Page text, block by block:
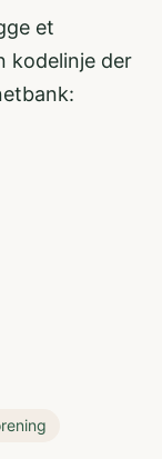
et
kodelinje der